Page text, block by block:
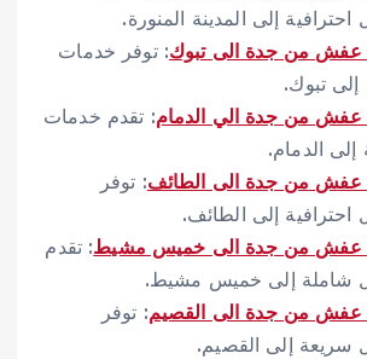
إلى المدينة المنورة.
من جدة الى تبوك: توفر خدمات
تبوك.
من جدة الي الدمام: تقدم خدمات
الدمام.
من جدة الى الطائف: توفر
إلى الطائف.
عفش من جدة الى خميس مشيط: تقدم
شاملة إلى خميس مشيط.
من جدة الى القصيم: توفر
سريعة إلى القصيم.